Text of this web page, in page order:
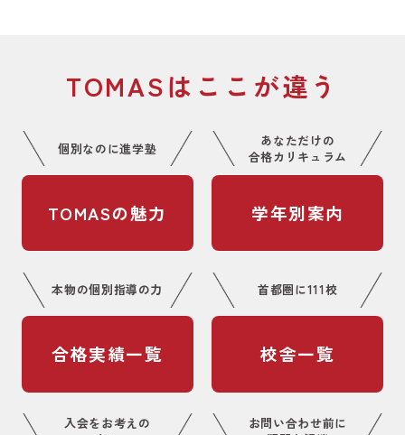
TOMASはここが違う
個別なのに進学塾
TOMASの魅力
あなただけの
合格カリキュラム
学年別案内
本物の個別指導の力
合格実績一覧
首都圏に111校
校舎一覧
入会をお考えの
お問い合わせ前に